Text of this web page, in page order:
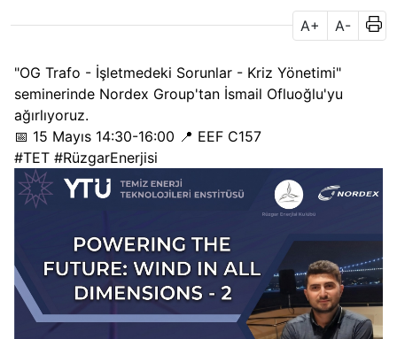
A+ A-
"OG Trafo - İşletmedeki Sorunlar - Kriz Yönetimi"
seminerinde Nordex Group'tan İsmail Ofluoğlu'yu
ağırlıyoruz.
📅 15 Mayıs 14:30-16:00 📍 EEF C157
#TET #RüzgarEnerjisi